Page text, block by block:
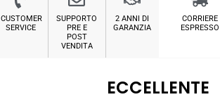
CUSTOMER
SERVICE
SUPPORTO
PRE E
POST
VENDITA
2 ANNI DI
GARANZIA
CORRIERE
ESPRESSO
ECCELLENTE